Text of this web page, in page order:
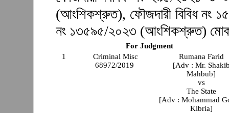
(আংশিকশ্রুত), ফৌজদারী বিবিধ নং
নং ১৩৫৯৫/২০২৩ (আংশিকশ্রুত)
For Judgment
1
Criminal Misc
68972/2019
Rumana Farid
[Adv : Mr.
Mahbub]
vs
The State
[Adv : Mohammad
Kibria]